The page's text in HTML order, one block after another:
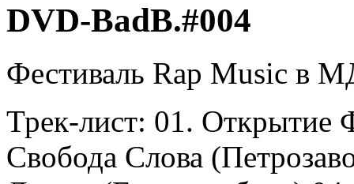
DVD-BadB.#004
Фестиваль Rap Music в
Трек-лист: 01. Открытие
Свобода Слова